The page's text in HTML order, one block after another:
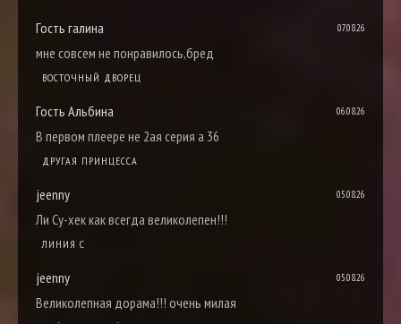
Гость галина 07.08.26
мне совсем не понравилось,бред
ВОСТОЧНЫЙ ДВОРЕЦ
Гость Альбина 06.08.26
В первом плеере не 2ая серия а 36
ДРУГАЯ ПРИНЦЕССА
jeenny 05.08.26
Ли Су-хек как всегда великолепен!!!
ЛИНИЯ С
jeenny 05.08.26
Великолепная дорама!!! очень милая